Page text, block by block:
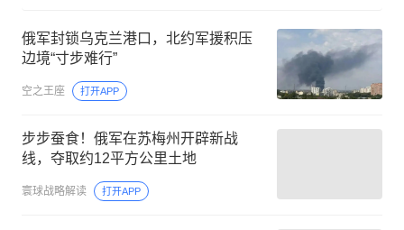
俄军封锁乌克兰港口，北约军援积压
边境“寸步难行”
空之王座 打开APP
步步蚕食！俄军在苏梅州开辟新战
线，夺取约12平方公里土地
寰球战略解读 打开APP